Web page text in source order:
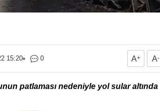
15:20 0 A+ A-
patlaması nedeniyle yol sular altında